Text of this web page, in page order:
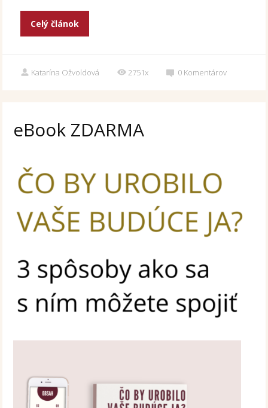
Celý článok
Katarína Ožvoldová 2751x 0 Komentárov
eBook ZDARMA